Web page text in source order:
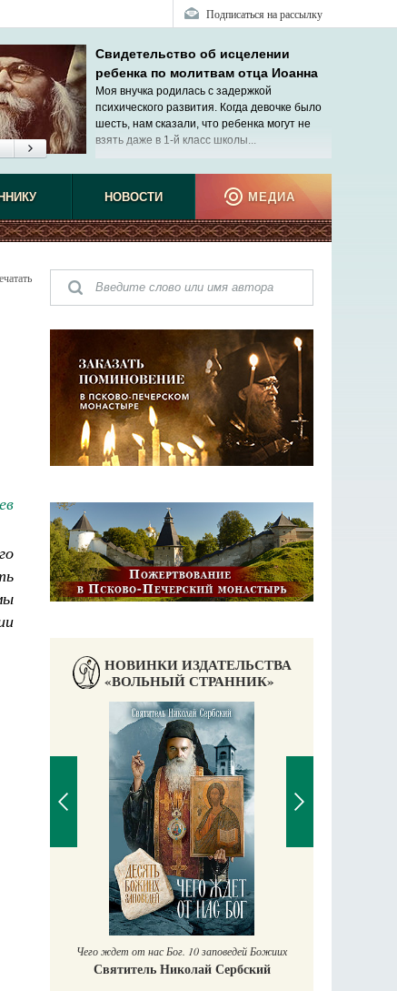
Подписаться на рассылку
Свидетельство об исцелении
ребенка по молитвам отца Иоанна
Моя внучка родилась с задержкой
психического развития. Когда девочке было
шесть, нам сказали, что ребенка могут не
взять даже в 1-й класс школы...
НОВОСТИ МЕДИА
НОВИНКИ ИЗДАТЕЛЬСТВА
«ВОЛЬНЫЙ СТРАННИК»
у
Чего ждет от нас Бог. 10 заповедей Божиих
Святитель Николай Сербский